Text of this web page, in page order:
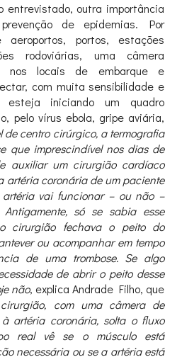
entrevistado, outra importância
de epidemias. Por
portos, estações
rodoviárias, uma câmera
nos locais de embarque e
com muita sensibilidade e
esteja iniciando um quadro
pelo vírus ebola, gripe aviária,
de centro cirúrgico, a termografia
que imprescindível nos dias de
auxiliar um cirurgião cardíaco
artéria coronária de um paciente
vai funcionar – ou não –
só se sabia esse
cirurgião fechava o peito do
ou acompanhar em tempo
de uma trombose. Se algo
de abrir o peito desse
não, explica Andrade Filho, que
com uma câmera de
à artéria coronária, solta o fluxo
real vê se o músculo está
necessária ou se a artéria está